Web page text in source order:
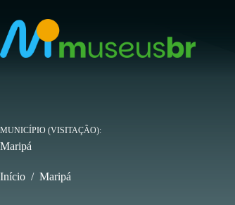
para
conteúdo
MUNICÍPIO (VISITAÇÃO)
Maripá
Início / Maripá